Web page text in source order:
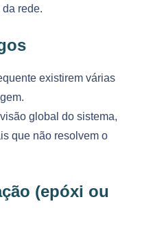
rede.
existirem várias
global do sistema,
que não resolvem o
(epóxi ou